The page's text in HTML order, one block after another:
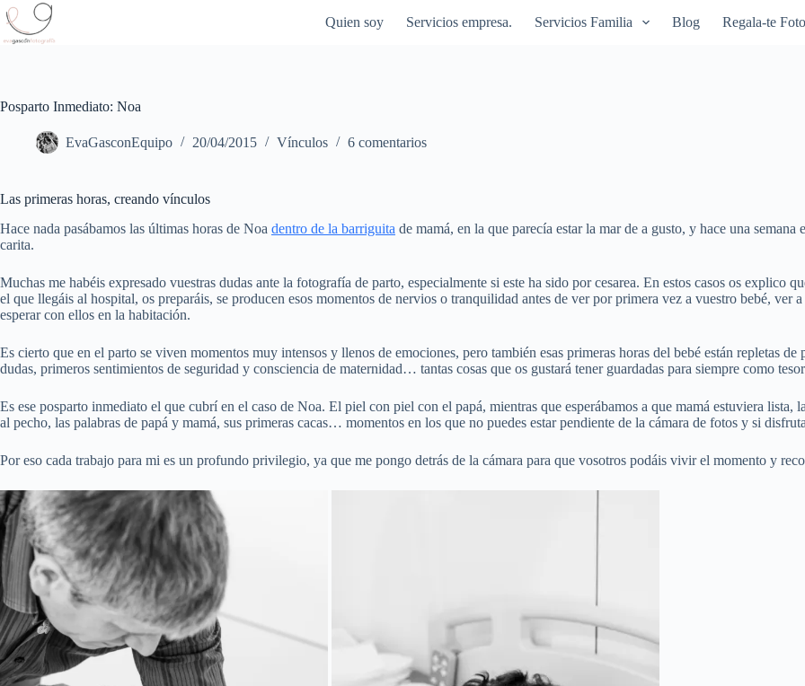
Saltar
al
contenido
Quien soy Servicios empresa. Servicios Familia Blog Regala-te
Posparto Inmediato: Noa
EvaGasconEquipo 20/04/2015 Vínculos 6 comentarios
Las primeras horas, creando vínculos
Hace nada pasábamos las últimas horas de Noa dentro de la barriguita de mamá, en la que parecía estar la mar de a gusto, y hace una
carita.
Muchas me habéis expresado vuestras dudas ante la fotografía de parto, especialmente si este ha sido por cesarea. En estos casos os explico
el que llegáis al hospital, os preparáis, se producen esos momentos de nervios o tranquilidad antes de ver por primera vez a vuestro bebé, ver
esperar con ellos en la habitación.
Es cierto que en el parto se viven momentos muy intensos y llenos de emociones, pero también esas primeras horas del bebé están repletas
dudas, primeros sentimientos de seguridad y consciencia de maternidad… tantas cosas que os gustará tener guardadas para siempre como
Es ese posparto inmediato el que cubrí en el caso de Noa. El piel con piel con el papá, mientras que esperábamos a que mamá estuviera
al pecho, las palabras de papá y mamá, sus primeras cacas… momentos en los que no puedes estar pendiente de la cámara de fotos y si
Por eso cada trabajo para mi es un profundo privilegio, ya que me pongo detrás de la cámara para que vosotros podáis vivir el momento y